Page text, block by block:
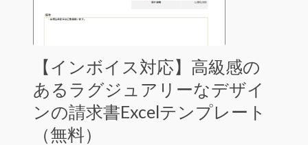
【インボイス対応】高級感の
あるラグジュアリーなデザイ
ンの請求書Excelテンプレート
（無料）